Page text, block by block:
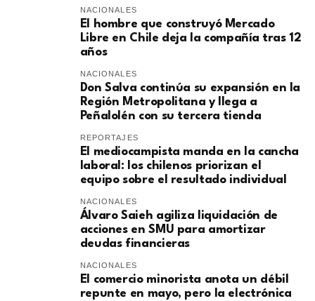
NACIONALES
El hombre que construyó Mercado
Libre en Chile deja la compañía tras 12
años
NACIONALES
Don Salva continúa su expansión en la
Región Metropolitana y llega a
Peñalolén con su tercera tienda
REPORTAJES
El mediocampista manda en la cancha
laboral: los chilenos priorizan el
equipo sobre el resultado individual
NACIONALES
​Álvaro Saieh agiliza liquidación de
acciones en SMU para amortizar
deudas financieras
NACIONALES
El comercio minorista anota un débil
repunte en mayo, pero la electrónica